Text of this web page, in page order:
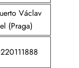
Václav
(Praga)